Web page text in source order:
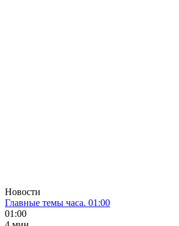
Новости
Главные темы часа. 01:00
01:00